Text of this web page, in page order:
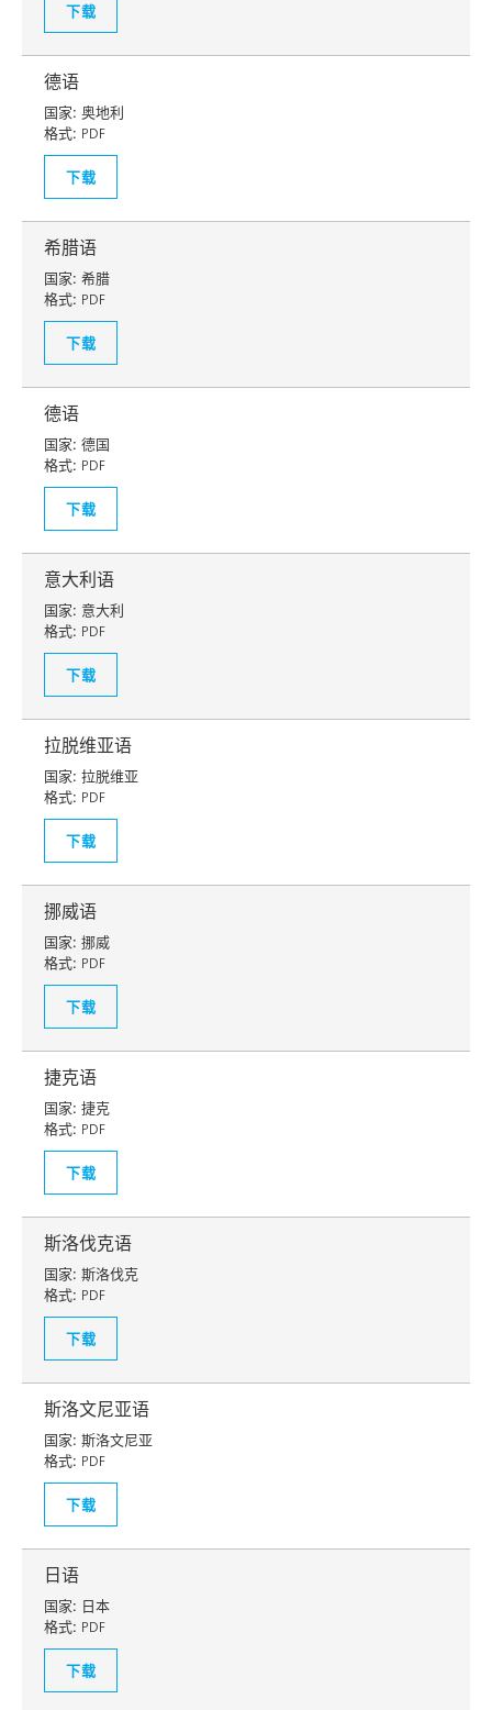
下载
德语
国家: 奥地利
格式: PDF
下载
希腊语
国家: 希腊
格式: PDF
下载
德语
国家: 德国
格式: PDF
下载
意大利语
国家: 意大利
格式: PDF
下载
拉脱维亚语
国家: 拉脱维亚
格式: PDF
下载
挪威语
国家: 挪威
格式: PDF
下载
捷克语
国家: 捷克
格式: PDF
下载
斯洛伐克语
国家: 斯洛伐克
格式: PDF
下载
斯洛文尼亚语
国家: 斯洛文尼亚
格式: PDF
下载
日语
国家: 日本
格式: PDF
下载